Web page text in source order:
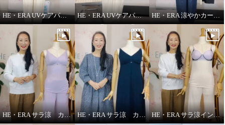
HE・ERA UVケアパーカー HE・ERA UVケアパーカー 機能性について HE・ERA 涼やかカーヴィーパンツ
HE・ERA サラ涼 カップ付きインナー HE・ERA サラ涼 カップ付きスリップ HE・ERA サラ涼インナー